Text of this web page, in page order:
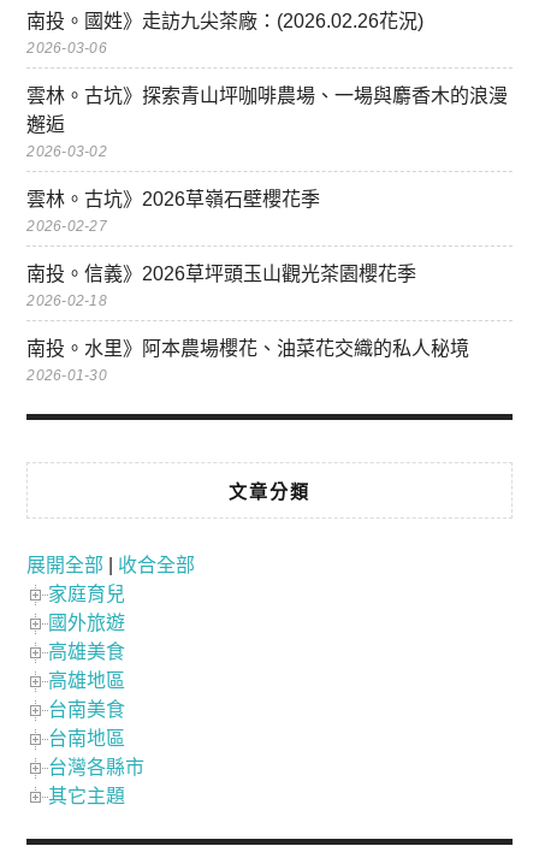
南投。國姓》走訪九尖茶廠：(2026.02.26花況)
2026-03-06
雲林。古坑》探索青山坪咖啡農場、一場與麝香木的浪漫
邂逅
2026-03-02
雲林。古坑》2026草嶺石壁櫻花季
2026-02-27
南投。信義》2026草坪頭玉山觀光茶園櫻花季
2026-02-18
南投。水里》阿本農場櫻花、油菜花交織的私人秘境
2026-01-30
文章分類
展開全部
收合全部
家庭育兒
國外旅遊
高雄美食
高雄地區
台南美食
台南地區
台灣各縣市
其它主題